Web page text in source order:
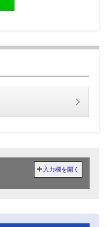
入力欄を開く